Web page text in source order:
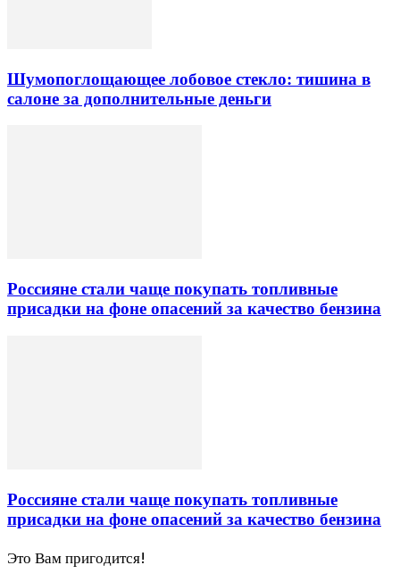
Шумопоглощающее лобовое стекло: тишина в
салоне за дополнительные деньги
Россияне стали чаще покупать топливные
присадки на фоне опасений за качество бензина
Россияне стали чаще покупать топливные
присадки на фоне опасений за качество бензина
Это Вам пригодится!